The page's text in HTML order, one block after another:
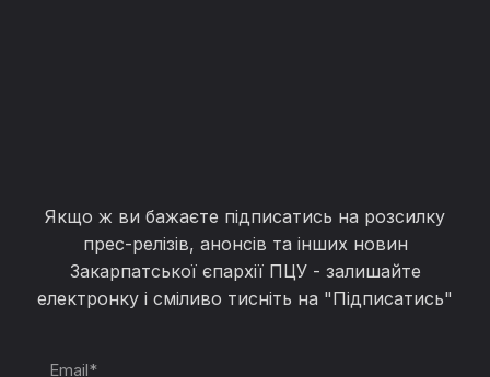
Якщо ж ви бажаєте підписатись на розсилку
прес-релізів, анонсів та інших новин
Закарпатської єпархії ПЦУ - залишайте
електронку і сміливо тисніть на "Підписатись"